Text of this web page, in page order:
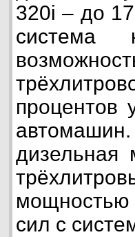
320i – до
система
процентов
дизельная
мощностью
сил с